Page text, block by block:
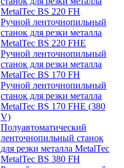
MetalTec BS 220 FH
Ручной ленточнопильный
станок для резки металла
MetalTec BS 220 FHЕ
Ручной ленточнопильный
станок для резки металла
MetalTec BS 170 FH
Ручной ленточнопильный
станок для резки металла
MetalTec BS 170 FHE (380
V)
Полуавтоматический
ленточнопильный станок
для резки металла MetalTec
MetalTec BS 380 FH